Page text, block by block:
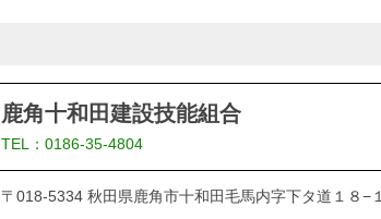
鹿角十和田建設技能組合
TEL：0186-35-4804
〒018-5334 秋田県鹿角市十和田毛馬内字下タ道１８−１